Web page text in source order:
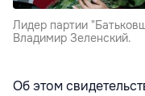
Лидер партии
Владимир Зеленский.
Об этом